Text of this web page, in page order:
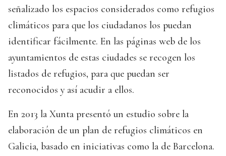
señalizado los espacios considerados como refugios
climáticos para que los ciudadanos los puedan
identificar fácilmente. En las páginas web de los
ayuntamientos de estas ciudades se recogen los
listados de refugios, para que puedan ser
reconocidos y así acudir a ellos.
En 2013 la Xunta presentó un estudio sobre la
elaboración de un plan de refugios climáticos en
Galicia, basado en iniciativas como la de Barcelona.